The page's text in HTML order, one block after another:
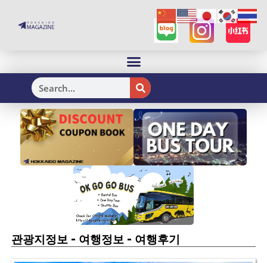
H
관광지정보- 여행정보- 여행후기